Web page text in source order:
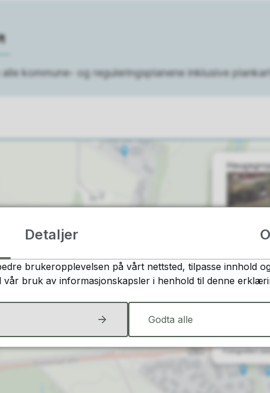
alle kommune- og reguleringsplanene inklusive
Detaljer
brukeropplevelsen på vårt nettsted, tilpasse innhold
bruk av informasjonskapsler i henhold til denne
Godta alle